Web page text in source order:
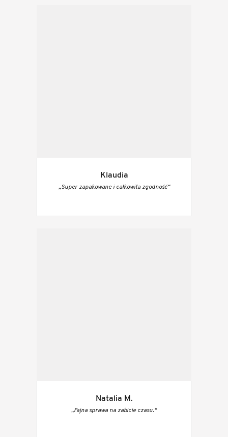
Klaudia
„Super zapakowane i całkowita zgodność“
Natalia M.
„Fajna sprawa na zabicie czasu.“